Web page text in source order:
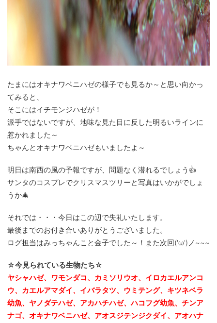
たまにはオキナワベニハゼの様子でも見るか～と思い向かっ
てみると、
そこにはイチモンジハゼが！
派手ではないですが、地味な見た目に反した明るいラインに
惹かれました～
ちゃんとオキナワベニハゼもいましたよ～
明日は南西の風の予報ですが、問題なく潜れるでしょう👍
サンタのコスプレでクリスマスツリーと写真はいかがでしょ
うか🎄
それでは・・・今日はこの辺で失礼いたします。
最後までのお付き合いありがとうございました。
ログ担当はみっちゃんこと金子でした～！また次回('ω')ノ~~~
☆今見られている生物たち☆
ヤシャハゼ、ワモンダコ、カミソリウオ、イロカエルアンコ
ウ、カエルアマダイ、イバラタツ、ウミテング、キツネベラ
幼魚、ヤノダテハゼ、アカハチハゼ、ハコフグ幼魚、チンア
ナゴ、 オキナワベニハゼ、アオスジテンジクダイ、アオハナ